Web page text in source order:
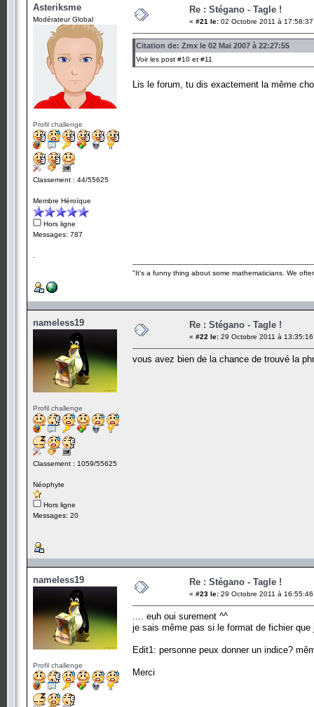
Asteriksme
Modérateur Global
Profil challenge
Classement : 44/55625
Membre Héroïque
Hors ligne
Messages: 787
Re : Stégano - Tagle !
« #21 le: 02 Octobre 2011 à
Citation de: Zmx le 02 Mai 2007 à 22:27:55
Voir les post #10 et #11
Lis le forum, tu dis exactement la même
"It's a funny thing about some mathematicians. We
nameless19
Profil challenge
Classement : 1059/55625
Néophyte
Hors ligne
Messages: 20
Re : Stégano - Tagle !
« #22 le: 29 Octobre 2011 à
vous avez bien de la chance de trouvé la
nameless19
Profil challenge
Re : Stégano - Tagle !
« #23 le: 29 Octobre 2011 à
.... euh oui surement ^^
je sais même pas si le format de fichier
Edit1: personne peux donner un indice?
Merci